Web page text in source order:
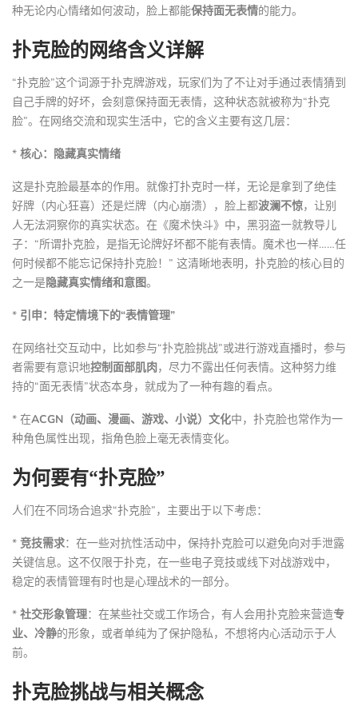
种无论内心情绪如何波动，脸上都能保持面无表情的能力。
扑克脸的网络含义详解
“扑克脸”这个词源于扑克牌游戏，玩家们为了不让对手通过表情猜到
自己手牌的好坏，会刻意保持面无表情，这种状态就被称为“扑克
脸”。在网络交流和现实生活中，它的含义主要有这几层：
* 核心：隐藏真实情绪
这是扑克脸最基本的作用。就像打扑克时一样，无论是拿到了绝佳
好牌（内心狂喜）还是烂牌（内心崩溃），脸上都波澜不惊，让别
人无法洞察你的真实状态。在《魔术快斗》中，黑羽盗一就教导儿
子：“所谓扑克脸，是指无论牌好坏都不能有表情。魔术也一样……任
何时候都不能忘记保持扑克脸！” 这清晰地表明，扑克脸的核心目的
之一是隐藏真实情绪和意图。
* 引申：特定情境下的“表情管理”
在网络社交互动中，比如参与“扑克脸挑战”或进行游戏直播时，参与
者需要有意识地控制面部肌肉，尽力不露出任何表情。这种努力维
持的“面无表情”状态本身，就成为了一种有趣的看点。
* 在ACGN（动画、漫画、游戏、小说）文化中，扑克脸也常作为一
种角色属性出现，指角色脸上毫无表情变化。
为何要有“扑克脸”
人们在不同场合追求“扑克脸”，主要出于以下考虑：
* 竞技需求：在一些对抗性活动中，保持扑克脸可以避免向对手泄露
关键信息。这不仅限于扑克，在一些电子竞技或线下对战游戏中，
稳定的表情管理有时也是心理战术的一部分。
* 社交形象管理：在某些社交或工作场合，有人会用扑克脸来营造专
业、冷静的形象，或者单纯为了保护隐私，不想将内心活动示于人
前。
扑克脸挑战与相关概念